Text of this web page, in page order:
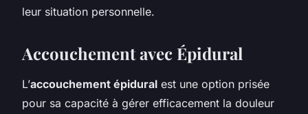
leur situation personnelle.
Accouchement avec Épidural
L’accouchement épidural est une option prisée
pour sa capacité à gérer efficacement la douleur